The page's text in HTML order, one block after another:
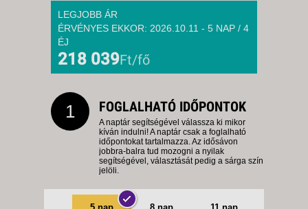
LEGJOBB ÁR
ÉRVÉNYES EKKOR: 2026.10.11 - 5 NAP / 4
ÉJ
218 039Ft/fő
1 FOGLALHATÓ IDŐPONTOK
A naptár segítségével válassza ki mikor
kíván indulni! A naptár csak a foglalható
időpontokat tartalmazza. Az idősávon
jobbra-balra tud mozogni a nyilak
segítségével, választását pedig a sárga szín
jelöli.